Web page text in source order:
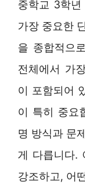
중학교 3학
가장 중요한
을 종합적으
전체에서 가
이 포함되어
이 특히 중요
명 방식과 문
게 다릅니다.
강조하고, 어